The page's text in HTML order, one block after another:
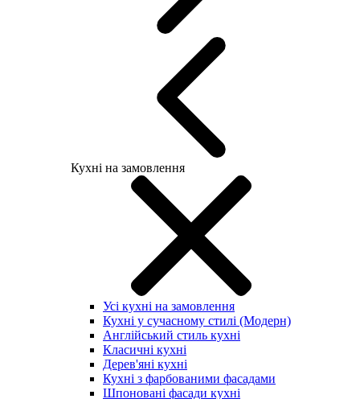
Кухні на замовлення
Усі кухні на замовлення
Кухні у сучасному стилі (Модерн)
Англійський стиль кухні
Класичні кухні
Дерев'яні кухні
Кухні з фарбованими фасадами
Шпоновані фасади кухні